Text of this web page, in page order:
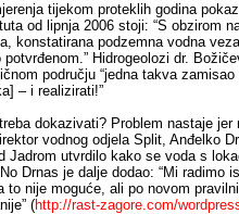
tijekom proteklih godina
od lipnja 2006 stoji: “S obzirom
konstatirana podzemna vodna
Hidrogeolozi dr.
području “jedna takva
– i realizirati!”
dokazivati? Problem nastaje
vodnog odjela Split, Anđelko
Jadrom utvrdilo kako se voda s
Drnas je dalje dodao: “Mi
to nije moguće, ali po novom
(http://rast-zagore.com/